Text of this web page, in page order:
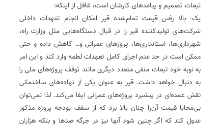
تبعات تصمیم و پیامدهای کارشان است، غافل از اینکه:
یک- بالا رفتن قیمت تمام‌شده قیر امکان انجام تعهدات داخلی
شرکت‌های تولید‌کننده قیر را در قبال دستگاه‌هایی مثل وزارت راه،
شهرداری‌ها، استانداری‌ها، پروژهای عمرانی و… کاهش داده و حتی
ممکن است در حد عدم اجرای کامل تعهدات لطمه وارد کند و این امر
به نوبه خود تبعات منفی متعدد دیگری مانند توقف پروژه‌های ملی را
به دنبال خواهد داشت. قیر به عنوان یکی از نهاده‌های ساختمانی
نقش عمده‌ای در پیشبرد پروژه‌‌های عمرانی ایفا می‌کند. لذا نمی‌توان
بی‌محابا قیمت آن‌را چنان بالا برد که از سقف بودجه پروژه مذکور
عدول کند که اگر چنین شود آنها نیز در جرگه صدها و بلکه هزاران